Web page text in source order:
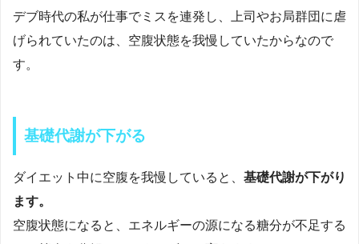
デブ時代の私が仕事でミスを連発し、上司やお局群団に虐
げられていたのは、空腹状態を我慢していたからなので
す。
基礎代謝が下がる
ダイエット中に空腹を我慢していると、 基礎代謝が下がり
ます。
空腹状態になると、エネルギーの源になる糖分が不足する